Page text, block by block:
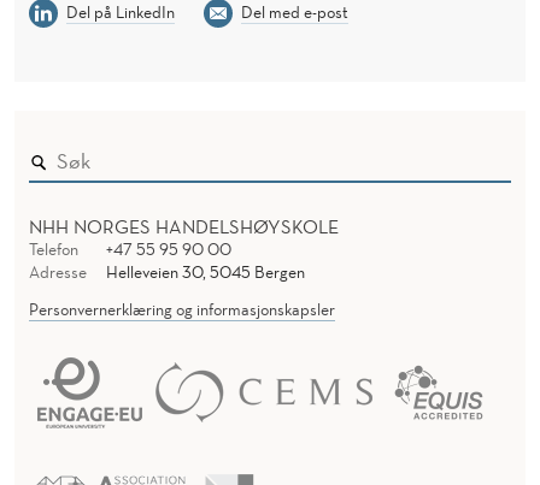
Del på LinkedIn
Del med e-post
NHH NORGES HANDELSHØYSKOLE
Telefon
+47 55 95 90 00
Adresse
Helleveien 30, 5045 Bergen
Personvernerklæring og informasjonskapsler